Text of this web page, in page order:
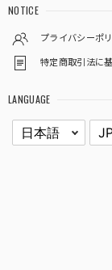
NOTICE
プライバシーポ
特定商取引法に
LANGUAGE